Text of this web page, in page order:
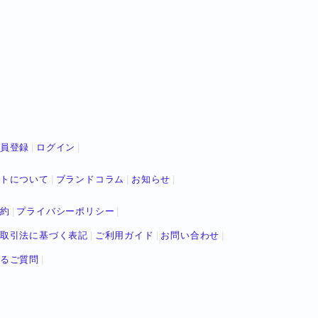
登録 ログイン
について ブランドコラム お知らせ
プライバシーポリシー
引法に基づく表記 ご利用ガイド お問い合わせ
ご質問